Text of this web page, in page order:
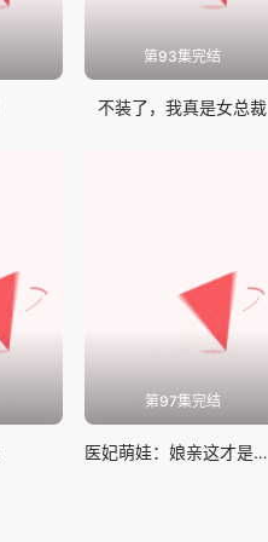
第93集完结
不装了，我真是女总裁
第97集完结
医妃萌娃：娘亲这才是我爹爹